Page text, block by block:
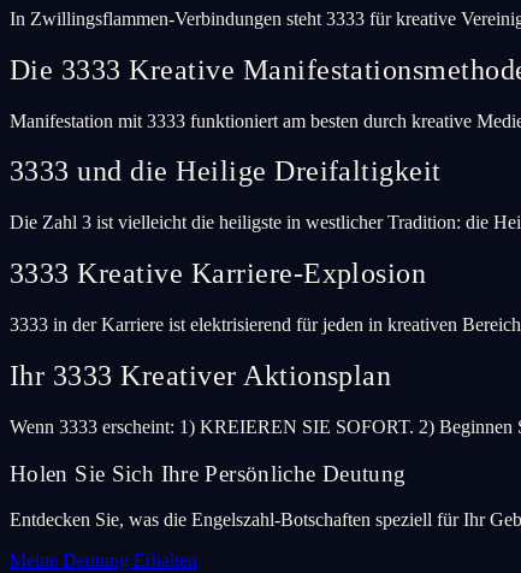
In Zwillingsflammen-Verbindungen steht 3333 für kreative
Die 3333 Kreative
Manifestation mit 3333 funktioniert am besten durch kreative
3333 und die Heilige Dreifaltigkeit
Die Zahl 3 ist vielleicht die heiligste in westlicher Tradition: die
3333 Kreative Karriere-Explosion
3333 in der Karriere ist elektrisierend für jeden in kreativen
Ihr 3333 Kreativer Aktionsplan
Wenn 3333 erscheint: 1) KREIEREN SIE SOFORT. 2) Beginnen
Holen Sie Sich Ihre Persönliche Deutung
Entdecken Sie, was die Engelszahl-Botschaften speziell für Ihr
Meine Deutung Erhalten